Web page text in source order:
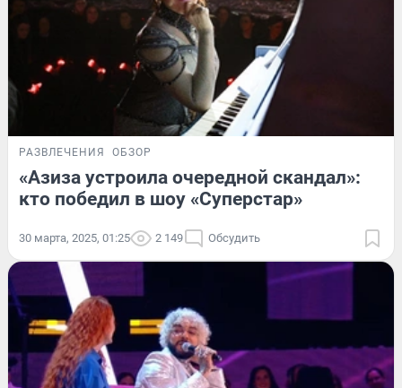
РАЗВЛЕЧЕНИЯ ОБЗОР
«Азиза устроила очередной скандал»:
кто победил в шоу «Суперстар»
30 марта, 2025, 01:25 2 149 Обсудить